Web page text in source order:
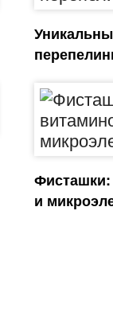
Фисташки:
и